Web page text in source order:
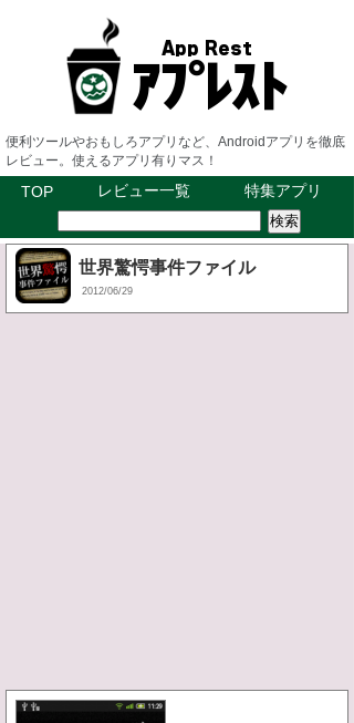
便利ツールやおもしろアプリなど、Androidアプリを徹底
レビュー。使えるアプリ有りマス！
TOP レビュー一覧 特集アプリ
世界驚愕事件ファイル
2012/06/29